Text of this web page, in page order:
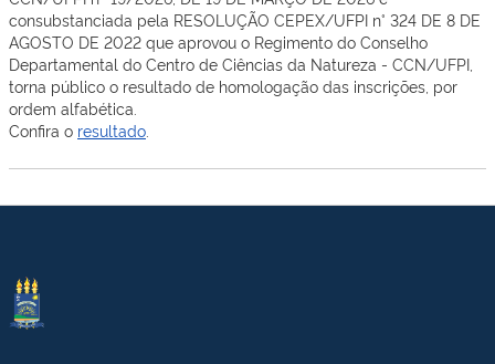
consubstanciada pela RESOLUÇÃO CEPEX/UFPI n° 324 DE 8 DE
AGOSTO DE 2022 que aprovou o Regimento do Conselho
Departamental do Centro de Ciências da Natureza - CCN/UFPI
torna público o resultado de homologação das inscrições, por
ordem alfabética.
Confira o resultado